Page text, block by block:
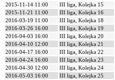
2015-11-14 11:00
III liga, Kolejka 15
2015-11-21 11:00
III liga, Kolejka 16
2016-03-19 11:00
III liga, Kolejka 18
2016-03-26 16:00
III liga, Kolejka 19
2016-04-03 16:00
III liga, Kolejka 20
2016-04-10 12:00
III liga, Kolejka 21
2016-04-17 16:00
III liga, Kolejka 22
2016-04-24 16:00
III liga, Kolejka 23
2016-04-30 12:00
III liga, Kolejka 24
2016-05-03 16:00
III liga, Kolejka 25